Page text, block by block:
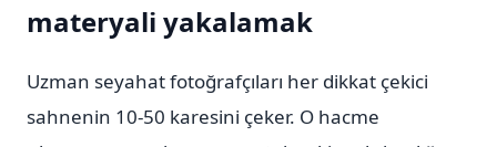
materyali yakalamak
Uzman seyahat fotoğrafçıları her dikkat çekici
sahnenin 10-50 karesini çeker. O hacme